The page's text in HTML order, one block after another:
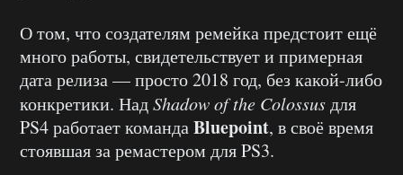
О том, что создателям ремейка предстоит ещё
много работы, свидетельствует и примерная
дата релиза — просто 2018 год, без какой-либо
конкретики. НадShadowofthe Colossusдля
PS4 работает командаBluepoint, в своё время
стоявшая за ремастером для PS3.